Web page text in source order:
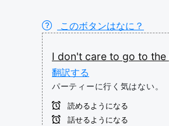
このボタンはなに？
I don't care to go to the
翻訳する
パーティーに行く気はない。
読めるようになる
話せるようになる